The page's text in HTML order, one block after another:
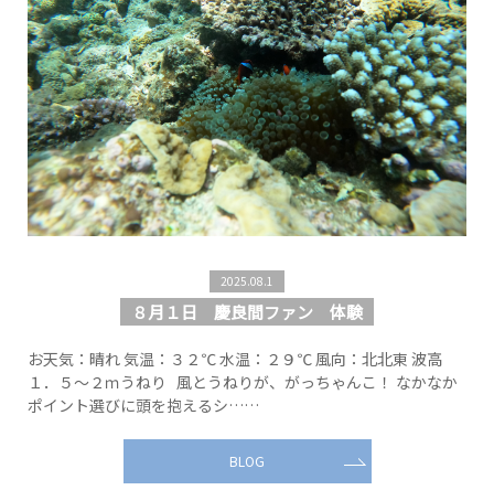
2025.08.1
８月１日 慶良間ファン 体験
お天気：晴れ 気温：３２℃ 水温：２９℃ 風向：北北東 波高
１．５～２ｍうねり 風とうねりが、がっちゃんこ！ なかなか
ポイント選びに頭を抱えるシ……
BLOG